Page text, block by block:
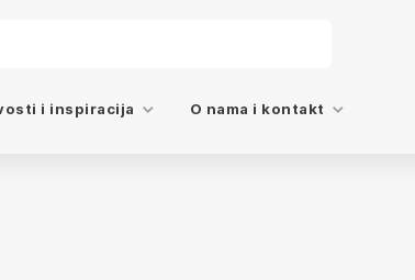
i inspiracija O nama i kontakt